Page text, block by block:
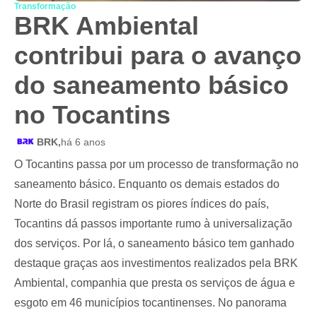
Transformação
BRK Ambiental
contribui para o avanço
do saneamento básico
no Tocantins
BRK,há 6 anos
O Tocantins passa por um processo de transformação no
saneamento básico. Enquanto os demais estados do
Norte do Brasil registram os piores índices do país,
Tocantins dá passos importante rumo à universalização
dos serviços. Por lá, o saneamento básico tem ganhado
destaque graças aos investimentos realizados pela BRK
Ambiental, companhia que presta os serviços de água e
esgoto em 46 municípios tocantinenses. No panorama